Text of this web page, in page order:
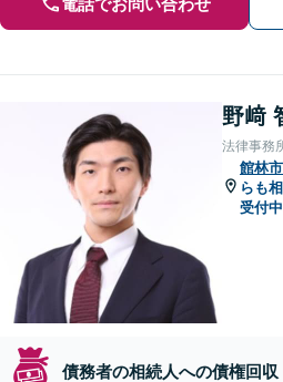
野﨑
法律事務
館林市
らも
受付中
債務者の相続人への債権回収